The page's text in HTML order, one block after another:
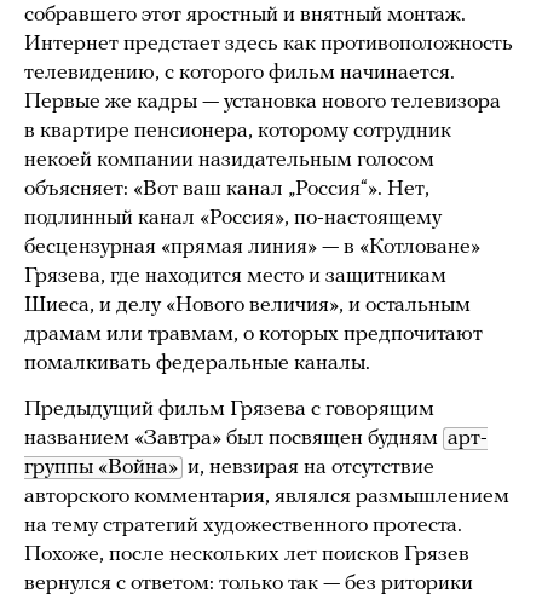
собравшего этот яростный и внятный монтаж.
Интернет предстает здесь как противоположность
телевидению, с которого фильм начинается.
Первые же кадры — установка нового телевизора
в квартире пенсионера, которому сотрудник
некоей компании назидательным голосом
объясняет: «Вот ваш канал „Россия“». Нет,
подлинный канал «Россия», по-настоящему
бесцензурная «прямая линия» — в «Котловане»
Грязева, где находится место и защитникам
Шиеса, и делу «Нового величия», и остальным
драмам или травмам, о которых предпочитают
помалкивать федеральные каналы.
Предыдущий фильм Грязева с говорящим
названием «Завтра» был посвящен будням арт-
группы «Война» и, невзирая на отсутствие
авторского комментария, являлся размышлением
на тему стратегий художественного протеста.
Похоже, после нескольких лет поисков Грязев
вернулся с ответом: только так — без риторики